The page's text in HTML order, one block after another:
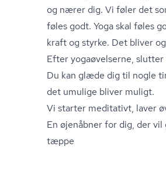
og nærer dig. Vi føler det
føles godt. Yoga skal føles
kraft og styrke. Det bliver
Efter yogaøvelserne,
Du kan glæde dig til nogle
det umulige bliver muligt.
Vi starter meditativt, laver
En øjenåbner for dig, der
tæppe